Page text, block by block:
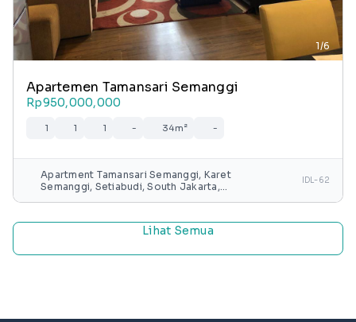
1/6
Apartemen Tamansari Semanggi
Rp950,000,000
1 1 1 - 34m² -
Apartment Tamansari Semanggi, Karet
Semanggi, Setiabudi, South Jakarta,
IDL-62
Lihat Semua